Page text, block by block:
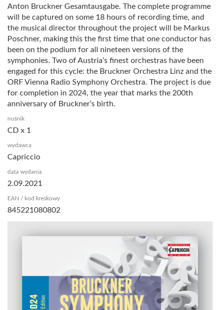
Anton Bruckner Gesamtausgabe. The complete programme
will be captured on some 18 hours of recording time, and
the musical director throughout the project will be Markus
Poschner, making this the first time that one conductor has
been on the podium for all nineteen versions of the
symphonies. Two of Austria‘s finest orchestras have been
engaged for this cycle: the Bruckner Orchestra Linz and the
ORF Vienna Radio Symphony Orchestra. The project is due
for completion in 2024, the year that marks the 200th
anniversary of Bruckner‘s birth.
nośnik
CD x 1
wydawca
Capriccio
data wydania
2.09.2021
EAN / kod kreskowy
845221080802